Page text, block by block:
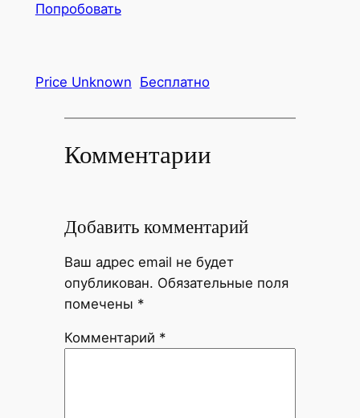
Попробовать
Price Unknown Бесплатно
Комментарии
Добавить комментарий
Ваш адрес email не будет
опубликован. Обязательные поля
помечены *
Комментарий *